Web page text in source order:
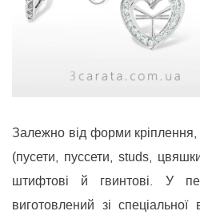
Залежно від форми
(пусети, пуссети, studs,
штифтові й гвинтові. У
виготовлений зі